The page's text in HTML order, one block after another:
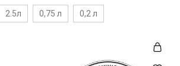
2.5л 0,75 л 0,2 л